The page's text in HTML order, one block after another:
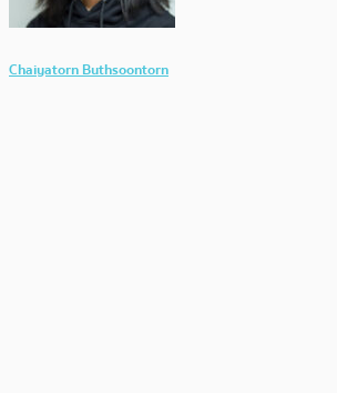
Chaiyatorn Buthsoontorn